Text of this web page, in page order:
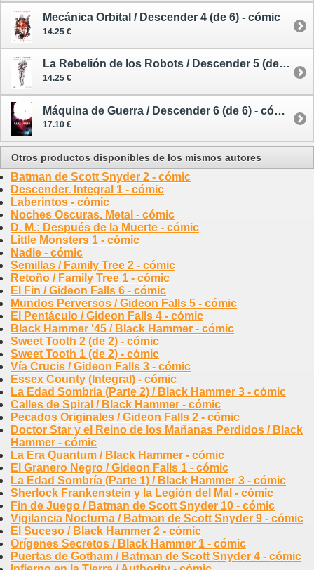
Mecánica Orbital / Descender 4 (de 6) - cómic
14.25 €
La Rebelión de los Robots / Descender 5 (de 6) - cómic
14.25 €
Máquina de Guerra / Descender 6 (de 6) - cómic
17.10 €
Otros productos disponibles de los mismos autores
Batman de Scott Snyder 2 - cómic
Descender. Integral 1 - cómic
Laberintos - cómic
Noches Oscuras. Metal - cómic
D. M.: Después de la Muerte - cómic
Little Monsters 1 - cómic
Nadie - cómic
Semillas / Family Tree 2 - cómic
Retoño / Family Tree 1 - cómic
El Fin / Gideon Falls 6 - cómic
Mundos Perversos / Gideon Falls 5 - cómic
El Pentáculo / Gideon Falls 4 - cómic
Black Hammer '45 / Black Hammer - cómic
Sweet Tooth 2 (de 2) - cómic
Sweet Tooth 1 (de 2) - cómic
Vía Crucis / Gideon Falls 3 - cómic
Essex County (Integral) - cómic
La Edad Sombría (Parte 2) / Black Hammer 3 - cómic
Calles de Spiral / Black Hammer - cómic
Pecados Originales / Gideon Falls 2 - cómic
Doctor Star y el Reino de los Mañanas Perdidos / Black
Hammer - cómic
La Era Quantum / Black Hammer - cómic
El Granero Negro / Gideon Falls 1 - cómic
La Edad Sombría (Parte 1) / Black Hammer 3 - cómic
Sherlock Frankenstein y la Legión del Mal - cómic
Fin de Juego / Batman de Scott Snyder 10 - cómic
Vigilancia Nocturna / Batman de Scott Snyder 9 - cómic
El Suceso / Black Hammer 2 - cómic
Orígenes Secretos / Black Hammer 1 - cómic
Puertas de Gotham / Batman de Scott Snyder 4 - cómic